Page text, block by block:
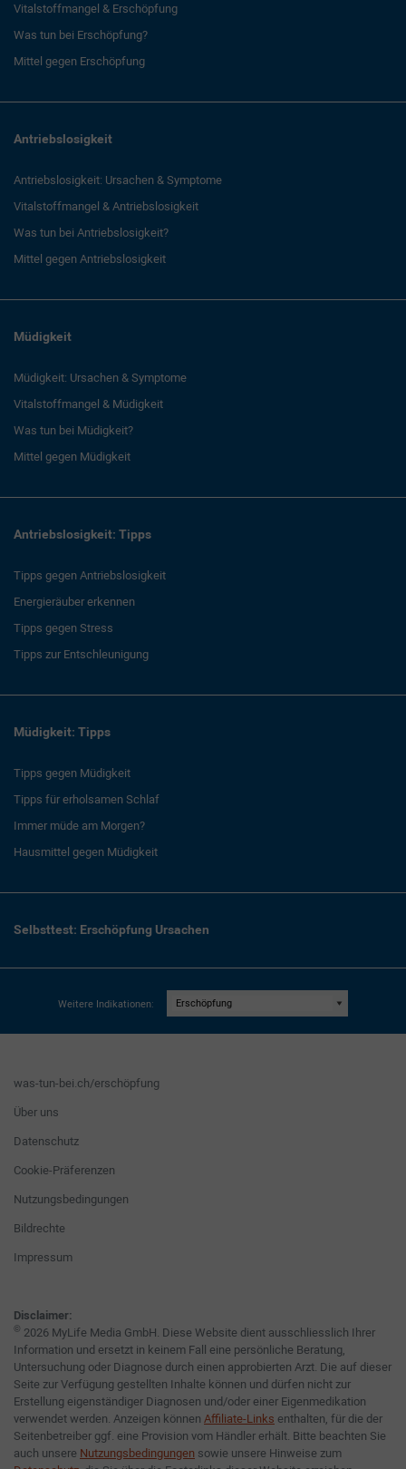
Vitalstoffmangel & Erschöpfung
Was tun bei Erschöpfung?
Mittel gegen Erschöpfung
Antriebslosigkeit
Antriebslosigkeit: Ursachen & Symptome
Vitalstoffmangel & Antriebslosigkeit
Was tun bei Antriebslosigkeit?
Mittel gegen Antriebslosigkeit
Müdigkeit
Müdigkeit: Ursachen & Symptome
Vitalstoffmangel & Müdigkeit
Was tun bei Müdigkeit?
Mittel gegen Müdigkeit
Antriebslosigkeit: Tipps
Tipps gegen Antriebslosigkeit
Energieräuber erkennen
Tipps gegen Stress
Tipps zur Entschleunigung
Müdigkeit: Tipps
Tipps gegen Müdigkeit
Tipps für erholsamen Schlaf
Immer müde am Morgen?
Hausmittel gegen Müdigkeit
Selbsttest: Erschöpfung Ursachen
Weitere Indikationen:
was-tun-bei.ch/erschöpfung
Über uns
Datenschutz
Cookie-Präferenzen
Nutzungsbedingungen
Bildrechte
Impressum
Disclaimer:
© 2026 MyLife Media GmbH. Diese Website dient ausschliesslich Ihrer
Information und ersetzt in keinem Fall eine persönliche Beratung,
Untersuchung oder Diagnose durch einen approbierten Arzt. Die auf dieser
Seite zur Verfügung gestellten Inhalte können und dürfen nicht zur
Erstellung eigenständiger Diagnosen und/oder einer Eigenmedikation
verwendet werden. Anzeigen können Affiliate-Links enthalten, für die der
Seitenbetreiber ggf. eine Provision vom Händler erhält. Bitte beachten Sie
auch unsere Nutzungsbedingungen sowie unsere Hinweise zum